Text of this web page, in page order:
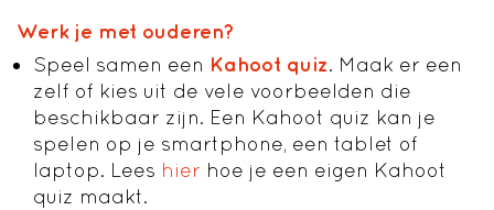
Werk je met ouderen?
Speel samen een Kahoot quiz. Maak er een
zelf of kies uit de vele voorbeelden die
beschikbaar zijn. Een Kahoot quiz kan je
spelen op je smartphone, een tablet of
laptop. Lees hier hoe je een eigen Kahoot
quiz maakt.